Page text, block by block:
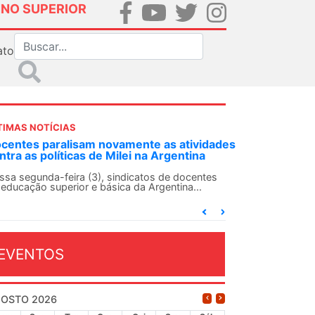
SUPERIOR
NOTÍCIAS
SN convoca docentes para Dia de
Internacionalista com Cuba em
de agosto
SN conclama suas seções sindicais e o
2026